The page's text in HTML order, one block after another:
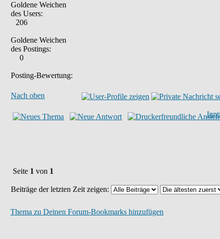
Goldene Weichen
des Users:
206
Goldene Weichen
des Postings:
0
Posting-Bewertung:
Nach oben
Seite 1 von 1
Beiträge der letzten Zeit zeigen:
Thema zu Deinen Forum-Bookmarks hinzufügen